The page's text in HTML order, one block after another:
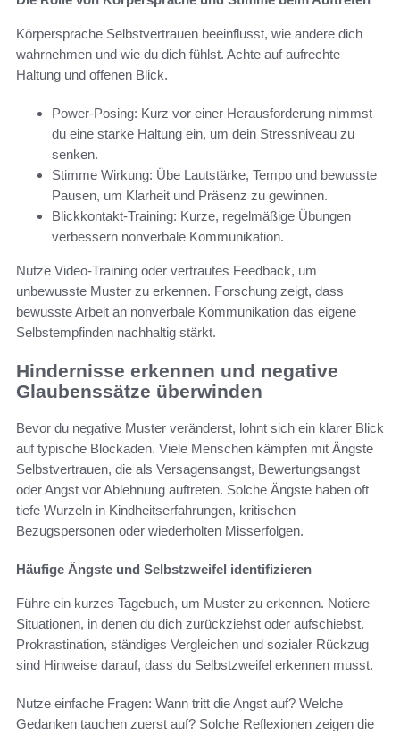
Körpersprache Selbstvertrauen beeinflusst, wie andere dich
wahrnehmen und wie du dich fühlst. Achte auf aufrechte
Haltung und offenen Blick.
Power-Posing: Kurz vor einer Herausforderung nimmst
du eine starke Haltung ein, um dein Stressniveau zu
senken.
Stimme Wirkung: Übe Lautstärke, Tempo und bewusste
Pausen, um Klarheit und Präsenz zu gewinnen.
Blickkontakt-Training: Kurze, regelmäßige Übungen
verbessern nonverbale Kommunikation.
Nutze Video-Training oder vertrautes Feedback, um
unbewusste Muster zu erkennen. Forschung zeigt, dass
bewusste Arbeit an nonverbale Kommunikation das eigene
Selbstempfinden nachhaltig stärkt.
Hindernisse erkennen und negative
Glaubenssätze überwinden
Bevor du negative Muster veränderst, lohnt sich ein klarer Blick
auf typische Blockaden. Viele Menschen kämpfen mit Ängste
Selbstvertrauen, die als Versagensangst, Bewertungsangst
oder Angst vor Ablehnung auftreten. Solche Ängste haben oft
tiefe Wurzeln in Kindheitserfahrungen, kritischen
Bezugspersonen oder wiederholten Misserfolgen.
Häufige Ängste und Selbstzweifel identifizieren
Führe ein kurzes Tagebuch, um Muster zu erkennen. Notiere
Situationen, in denen du dich zurückziehst oder aufschiebst.
Prokrastination, ständiges Vergleichen und sozialer Rückzug
sind Hinweise darauf, dass du Selbstzweifel erkennen musst.
Nutze einfache Fragen: Wann tritt die Angst auf? Welche
Gedanken tauchen zuerst auf? Solche Reflexionen zeigen die